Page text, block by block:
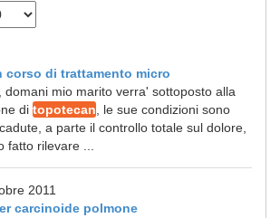
corso di trattamento micro
domani mio marito verra' sottoposto alla
di topotecan , le sue condizioni sono
a parte il controllo totale sul dolore,
fatto rilevare ...
2011
carcinoide polmone